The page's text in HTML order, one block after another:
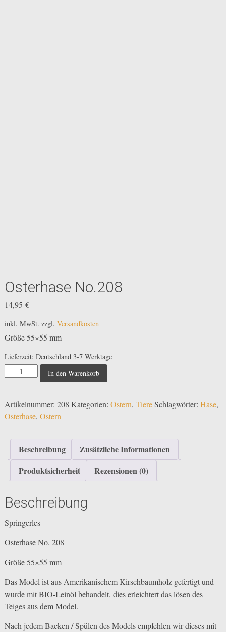
Osterhase No.208
14,95 €
inkl. MwSt. zzgl. Versandkosten
Größe 55×55 mm
Lieferzeit: Deutschland 3-7 Werktage
Osterhase
In den Warenkorb
Artikelnummer: 208 Kategorien: Ostern, TiereSchlagwörter: Hase,
Osterhase, Ostern
Beschreibung
Zusätzliche Informationen
Produktsicherheit
Rezensionen (0)
Beschreibung
Springerles
Osterhase No. 208
Größe 55×55 mm
Das Model ist aus Amerikanischem Kirschbaumholz gefertigt und
wurde mit BIO-Leinöl behandelt, dies erleichtert das lösen des
Teiges aus dem Model.
Nach jedem Backen / Spülen des Models empfehlen wir dieses mit